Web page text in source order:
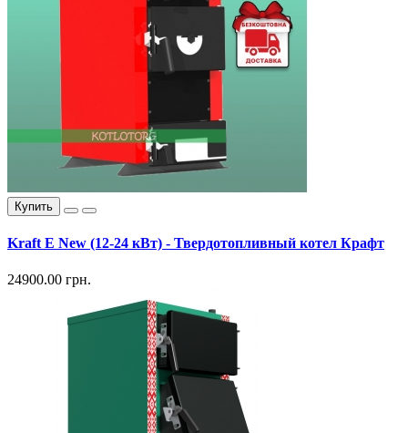
Купить
Kraft E New (12-24 кВт) - Твердотопливный котел Крафт
24900.00 грн.